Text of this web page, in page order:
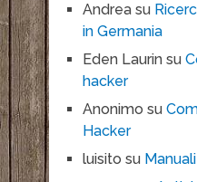
Andreasu
in Germania
Eden Laurinsu
hacker
Anonimo su
Hacker
luisito su